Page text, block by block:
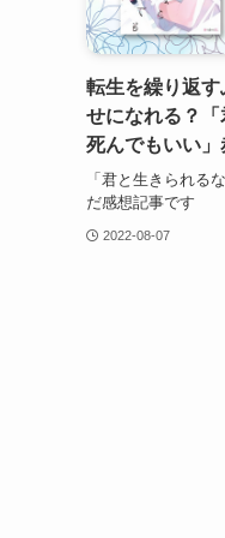
転生を繰り返
せになれる？
死んでもいい」
「君と生きられる
だ感想記事です
2022-08-07